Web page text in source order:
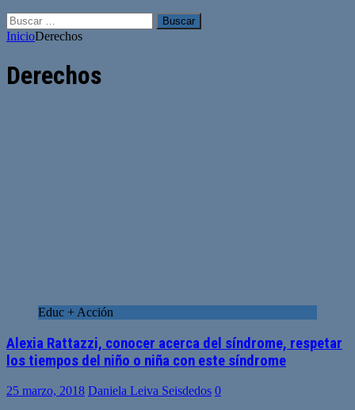
Buscar:
InicioDerechos
Derechos
Educ + Acción
Alexia Rattazzi, conocer acerca del síndrome, respetar
los tiempos del niño o niña con este síndrome
25 marzo, 2018 Daniela Leiva Seisdedos 0